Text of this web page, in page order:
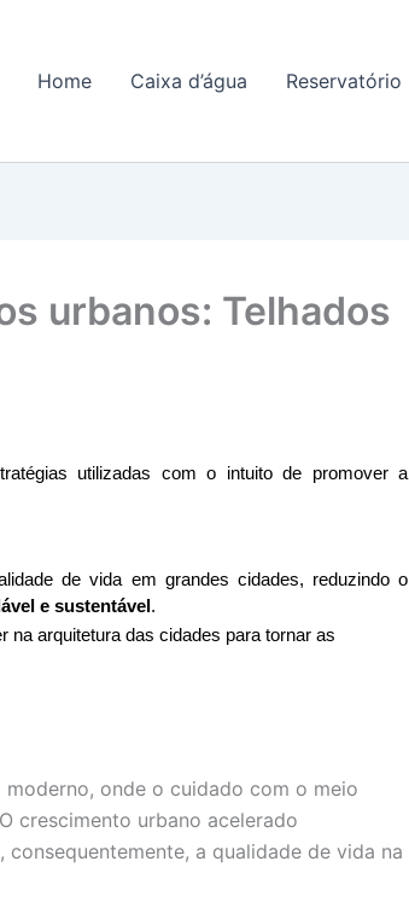
Home Caixa d’água Reservatório
urbanos: Telhados
de vida em grandes cidades, reduzindo o
e sustentável .
na arquitetura das cidades para tornar as
onde o cuidado com o meio
crescimento urbano acelerado
a qualidade de vida na